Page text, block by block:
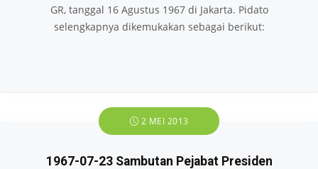
GR, tanggal 16 Agustus 1967 di Jakarta. Pidato
selengkapnya dikemukakan sebagai berikut:
2 MEI 2013
1967-07-23 Sambutan Pejabat Presiden